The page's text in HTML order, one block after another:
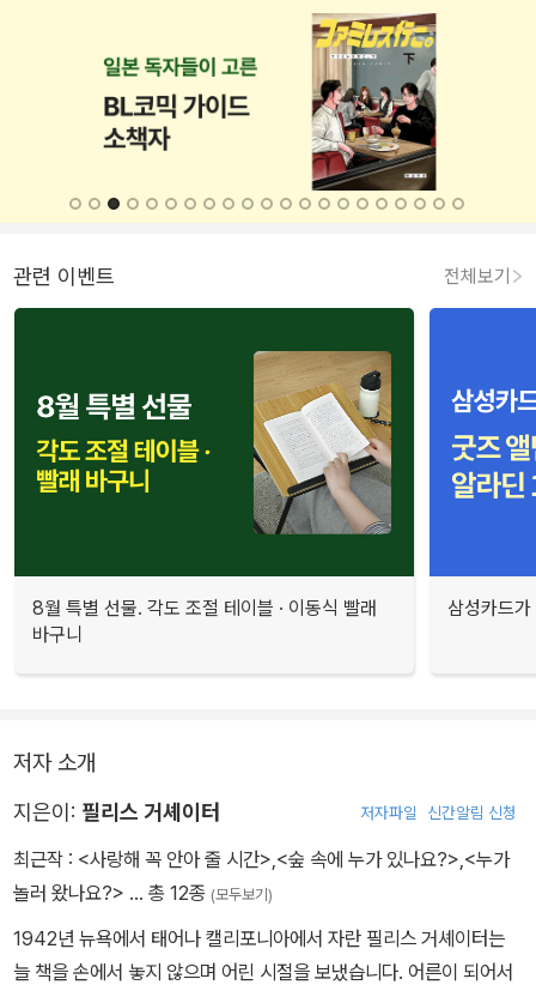
관련 이벤트 전체보기
8월 특별 선물. 각도 조절 테이블 · 이동식 빨래
바구니
삼성카드
저자 소개
지은이: 필리스 거셰이터 저자파일 신간알림 신청
최근작 : <사랑해 꼭 안아 줄 시간>,<숲 속에 누가 있나요?>,<누가
놀러 왔나요?> … 총 12종 (모두보기)
1942년 뉴욕에서 태어나 캘리포니아에서 자란 필리스 거셰이터는
늘 책을 손에서 놓지 않으며 어린 시절을 보냈습니다. 어른이 되어서